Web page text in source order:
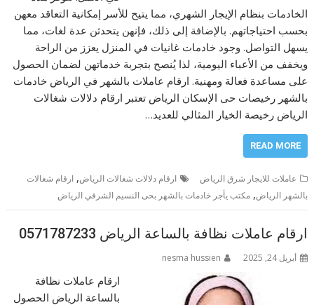
الخادمات بنظام الإيجار الشهري، مما يتيح للأسر إمكانية التعاقد معهن
بحسب احتياجاتهم. بالإضافة إلى ذلك، فإنهن يتحدثن عدة لغات، مما
يسهل التواصل. وجود خادمات غانيات في المنزل يعزز من الراحة
ويخفف من الأعباء اليومية، لذا يُنصح بتجربة خدماتهن لضمان الحصول
على مساعدة فعالة ومهنية. ارقام عاملات بالشهر في الرياض خادمات
بالشهر رخيصات حى الإسكان الرياض تعتبر ارقام دلالات شغالات
الرياض رخيصة الخيار المثالي للعديد…
READ MORE
عاملات للايجار شرق الرياض ارقام دلالات شغالات الرياض,ارقام شغالات
بالشهر الرياض,مكتب يأجر خادمات بالشهر بحى النسيم الشرقي الرياض
ارقام عاملات نظافة بالساعة الرياض 0571787233
أبريل 24, 2025 nesma hussien
ارقام عاملات نظافة
بالساعة الرياض الحصول